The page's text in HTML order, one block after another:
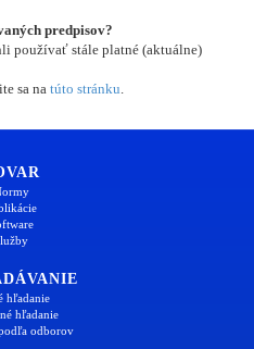
predpisov?
používať stále platné (aktuálne)
sa na túto stránku
hľadanie
hľadanie
odborov